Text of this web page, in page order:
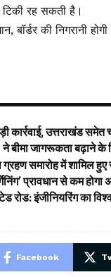
रह सकती है।
बॉर्डर की निगरानी
उत्तराखंड समेत
बीमा जागरूकता बढ़ाने
समारोह में शामिल हुए
प्रावधान से कम होगा
रोड: इंजीनियरिंग का
Facebook